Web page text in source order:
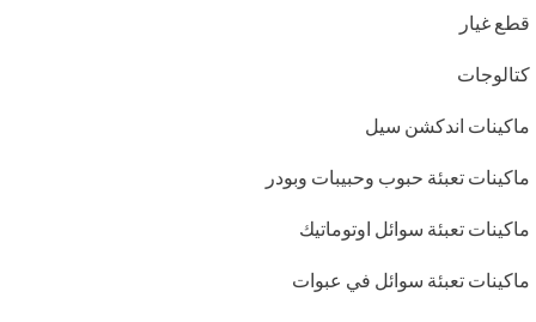
قطع غيار
كتالوجات
ماكينات اندكشن سيل
ماكينات تعبئة حبوب وحبيبات وبودر
ماكينات تعبئة سوائل اوتوماتيك
ماكينات تعبئة سوائل في عبوات